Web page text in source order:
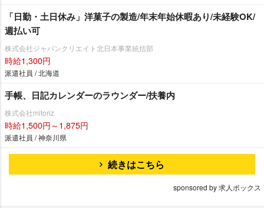
「日勤・土日休み」洋菓子の製造/年末年始休暇あり/未経験OK/
週払い可
株式会社ジャパンクリエイト北日本事業統括部
時給1,300円
派遣社員 / 北海道
手帳、日記カレンダーのラウンダー/扶養内
株式会社mitoriz
時給1,500円～1,875円
派遣社員 / 神奈川県
続きはこちら
sponsored by 求人ボックス